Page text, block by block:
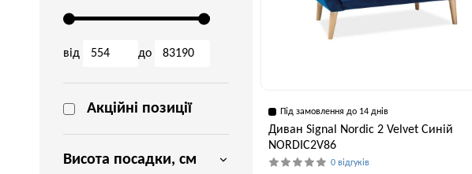
від до
Акційні позиції
Висота посадки, см
Під замовлення до 14 днів
Диван Signal Nordic 2 Velvet Синій
NORDIC2V86
0 відгуків